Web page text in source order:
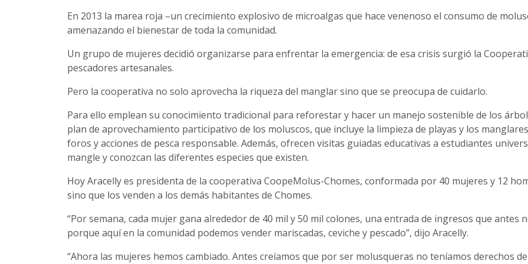
En 2013 la marea roja –un crecimiento explosivo de microalgas que hace venenoso el consumo de
amenazando el bienestar de toda la comunidad.
Un grupo de mujeres decidió organizarse para enfrentar la emergencia: de esa crisis surgió la
pescadores artesanales.
Pero la cooperativa no solo aprovecha la riqueza del manglar sino que se preocupa de cuidarlo.
Para ello emplean su conocimiento tradicional para reforestar y hacer un manejo sostenible de los
plan de aprovechamiento participativo de los moluscos, que incluye la limpieza de playas y los
foros y acciones de pesca responsable. Además, ofrecen visitas guiadas educativas a estudiantes
mangle y conozcan las diferentes especies que existen.
Hoy Aracelly es presidenta de la cooperativa CoopeMolus-Chomes, conformada por 40 mujeres y 12
sino que los venden a los demás habitantes de Chomes.
“Por semana, cada mujer gana alrededor de 40 mil y 50 mil colones, una entrada de ingresos que
porque aquí en la comunidad podemos vender mariscadas, ceviche y pescado”, dijo Aracelly.
“Ahora las mujeres hemos cambiado. Antes creíamos que por ser molusqueras no teníamos derechos